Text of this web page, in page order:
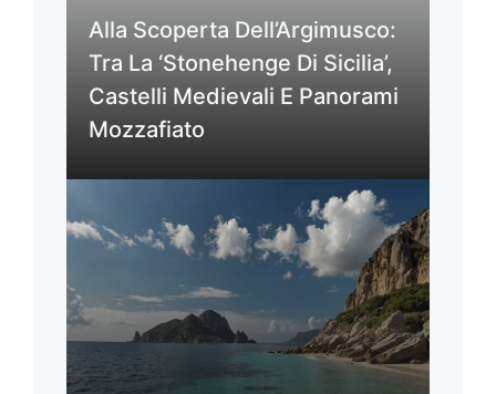
Alla Scoperta Dell’Argimusco:
Tra La ‘Stonehenge Di Sicilia’,
Castelli Medievali E Panorami
Mozzafiato